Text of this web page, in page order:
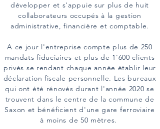
développer et s'appuie sur plus de huit
collaborateurs occupés à la gestion
administrative, financière et comptable.
A ce jour l'entreprise compte plus de 250
mandats fiduciaires et plus de 1'600 clients
privés se rendant chaque année établir leur
déclaration fiscale personnelle. Les bureaux
qui ont été rénovés durant l'année 2020 se
trouvent dans le centre de la commune de
Saxon et bénéficient d'une gare ferroviaire
à moins de 50 mètres.